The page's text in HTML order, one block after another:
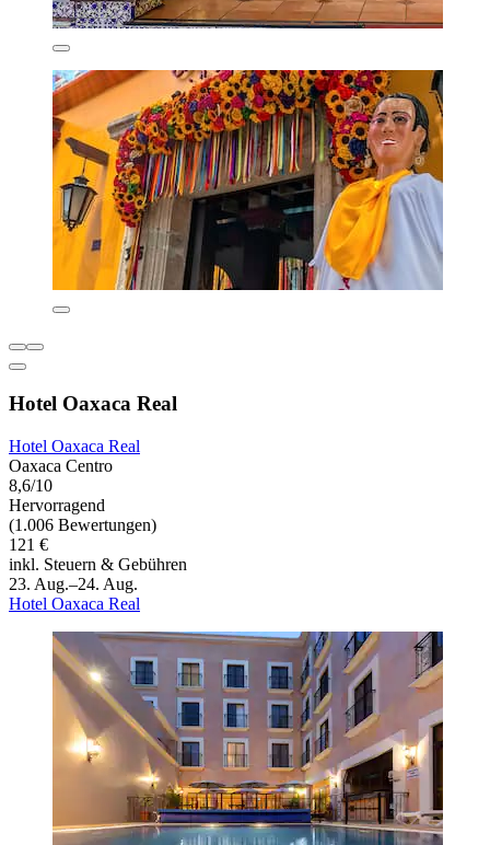
Hotel Oaxaca Real
Hotel Oaxaca Real
Oaxaca Centro
8,6/10
Hervorragend
(1.006 Bewertungen)
121 €
inkl. Steuern & Gebühren
23. Aug.–24. Aug.
Hotel Oaxaca Real